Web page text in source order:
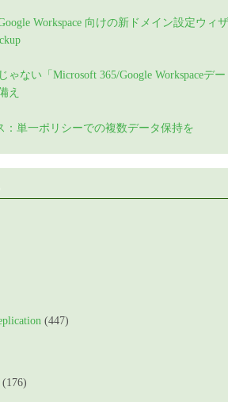
Workspace 向けの新ドメイン設定ウィザ
ゃない「Microsoft 365/Google Workspaceデー
え
：単一ポリシーでの複数データ保持を
(447)
(176)